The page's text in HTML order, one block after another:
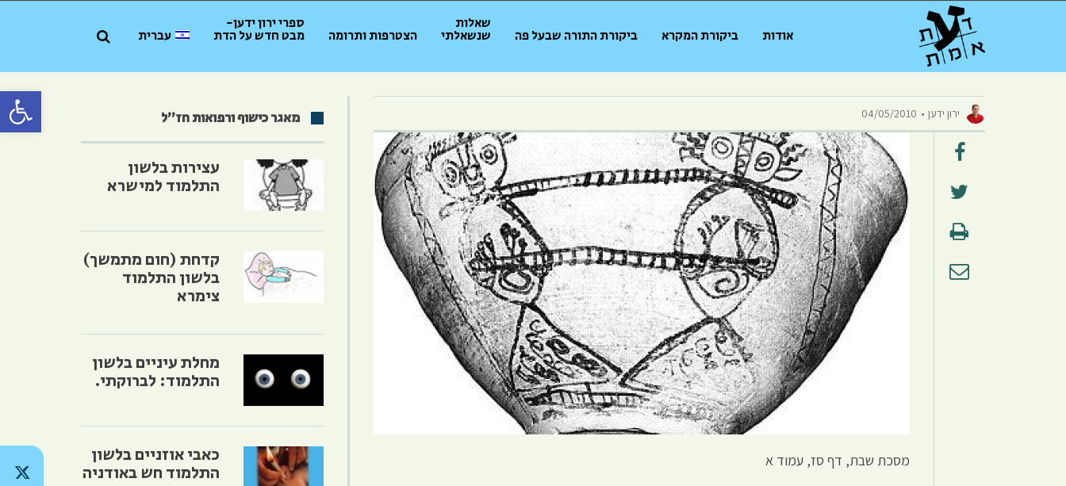
פתח
אודות ביקורת המקרא ביקורת התורה שבעל פה
שאלות
שנשאלתי הצטרפות ותרומה
ספרי ירון ידען-
מבט חדש על הדת עברית
ירון ידען 04/05/2010
מסכת שבת, דף סז, עמוד א
מאגר כישוף ורפואות חז״ל
עצירות בלשון
התלמוד למישרא
קדחת (חום מתמשך)
בלשון התלמוד
צימרא
מחלת עיניים בלשון
התלמוד: לברוקתי.
כאבי אוזניים בלשון
התלמוד חש באודניה